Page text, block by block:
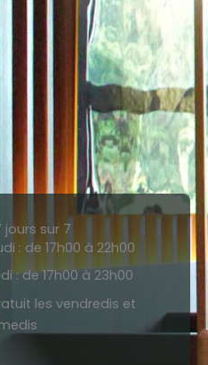
jours sur 7
: de 17h00 à 22h00
: de 17h00 à 23h00
les vendredis et